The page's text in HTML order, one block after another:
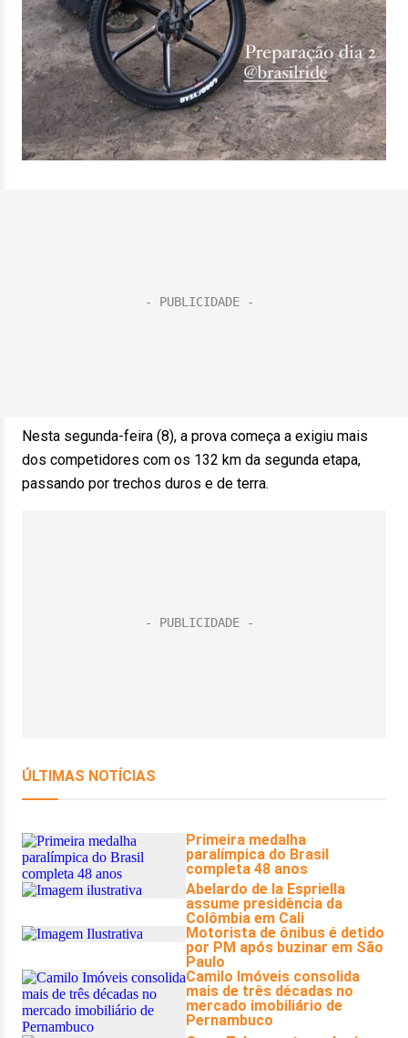
Nesta segunda-feira (8), a prova começa a exigiu mais
dos competidores com os 132 km da segunda etapa,
passando por trechos duros e de terra.